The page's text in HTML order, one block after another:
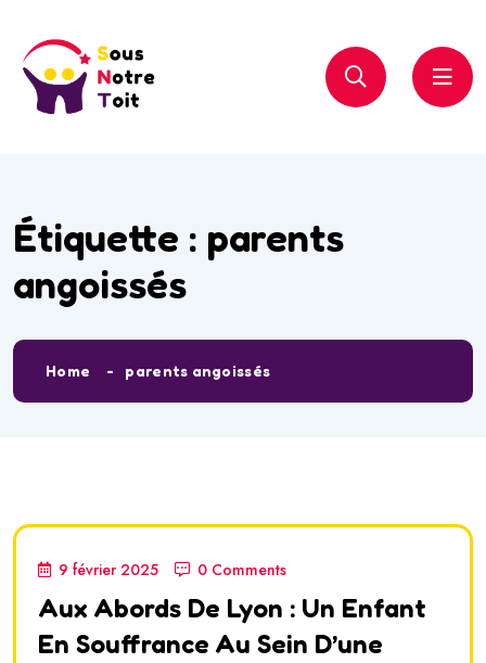
Étiquette : parents
angoissés
Home parents angoissés
9 février 2025 0 Comments
Aux Abords De Lyon : Un Enfant
En Souffrance Au Sein D’une